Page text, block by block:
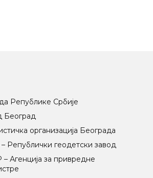
Републике Србије
Београд
организација Београда
Републички геодетски завод
Агенција за привредне